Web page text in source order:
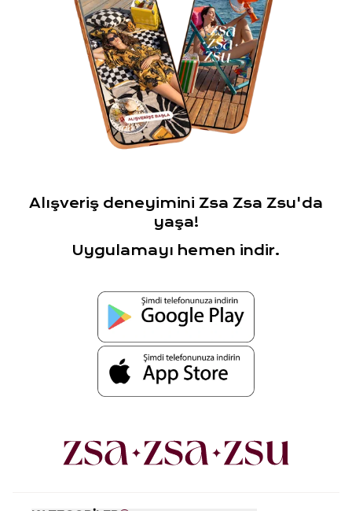
Alışveriş deneyimini Zsa Zsa Zsu'da
yaşa!
Uygulamayı hemen indir.